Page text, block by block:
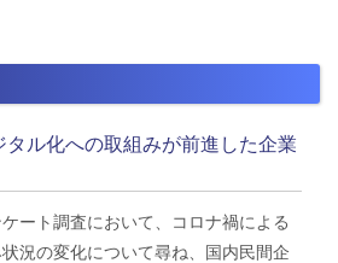
タル化への取組みが前進した企業
ート調査において、コロナ禍による
況の変化について尋ね、国内民間企